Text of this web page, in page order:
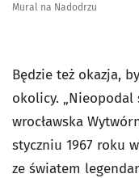
Mural na Nadodrzu
Będzie też okazja,
okolicy. „Nieopodal
wrocławska
styczniu 1967 roku
ze światem